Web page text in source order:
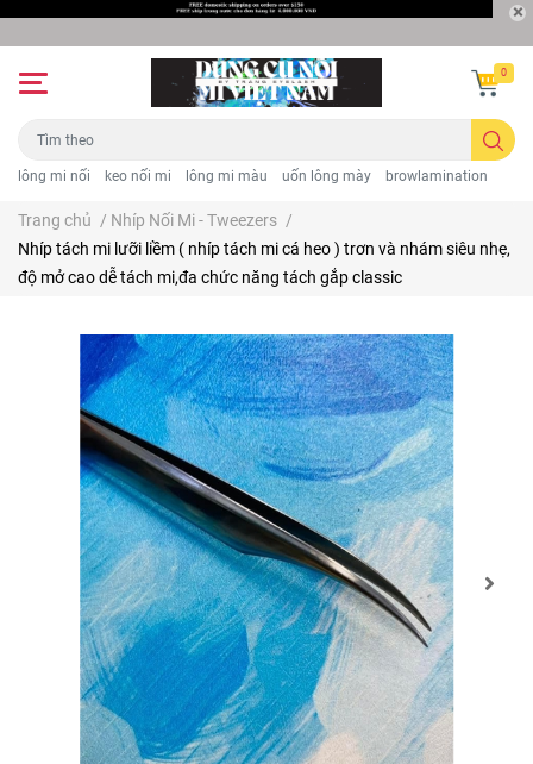
lông mi nối keo nối mi lông mi màu uốn lông mày browlamination
0
Trang chủ / Nhíp Nối Mi - Tweezers /
Nhíp tách mi lưỡi liềm ( nhíp tách mi cá heo ) trơn và nhám siêu nhẹ,
độ mở cao dễ tách mi,đa chức năng tách gắp classic